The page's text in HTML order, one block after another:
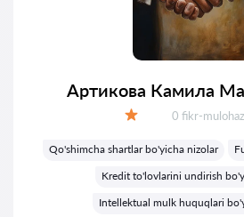
Артикова Камила
Fikrlar:
0 fikr-
Qo'shimcha shartlar bo'yicha nizolar
Kredit to'lovlarini undirish
Intellektual mulk huquqlari